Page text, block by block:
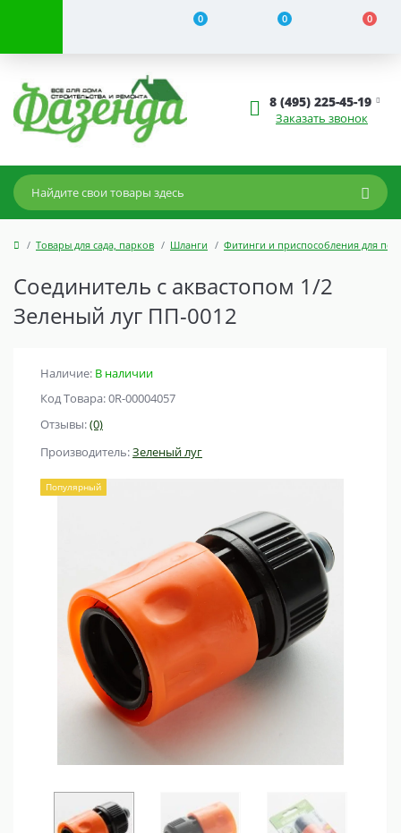
0 0 0
8 (495) 225-45-19
Заказать звонок
Товары для сада, парков Шланги Фитинги и приспособления для
Соединитель с аквастопом 1/2
Зеленый луг ПП-0012
Наличие: В наличии
Код Товара: 0R-00004057
Отзывы:(0)
Производитель:Зеленый луг
Популярный